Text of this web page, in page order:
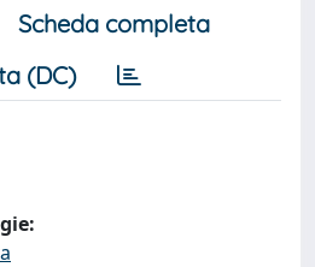
Scheda completa
(DC)